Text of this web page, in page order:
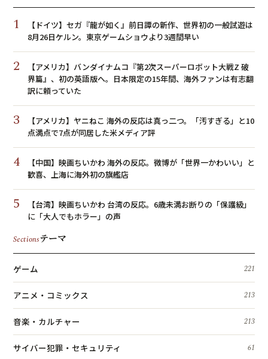
1
【ドイツ】セガ『龍が如く』前日譚の新作、世界初の一般試遊は
8月26日ケルン。東京ゲームショウより3週間早い
2
【アメリカ】バンダイナムコ『第2次スーパーロボット大戦Z 破
界篇』、初の英語版へ。日本限定の15年間、海外ファンは有志翻
訳に頼っていた
3
【アメリカ】ヤニねこ 海外の反応は真っ二つ。「汚すぎる」と10
点満点で7点が同居した米メディア評
4
【中国】映画ちいかわ 海外の反応。微博が「世界一かわいい」と
歓喜、上海に海外初の旗艦店
5
【台湾】映画ちいかわ 台湾の反応。6歳未満お断りの「保護級」
に「大人でもホラー」の声
Sectionsテーマ
ゲーム 221
アニメ・コミックス 213
音楽・カルチャー 213
サイバー犯罪・セキュリティ 61